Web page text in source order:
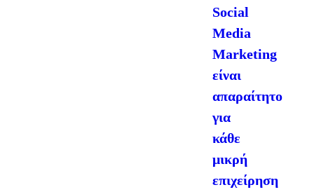
Social
Media
Marketing
είναι
απαραίτητο
για
κάθε
μικρή
επιχείρηση